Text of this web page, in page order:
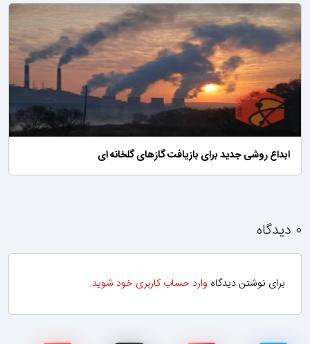
ابداع روشی جدید برای بازیافت گازهای گلخانه ای
۰ دیدگاه
برای نوشتن دیدگاه وارد حساب کاربری خود شوید.